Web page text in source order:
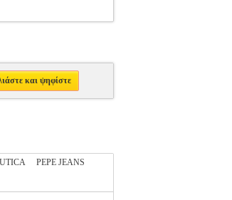
και ψηφίστε
PEPE JEANS